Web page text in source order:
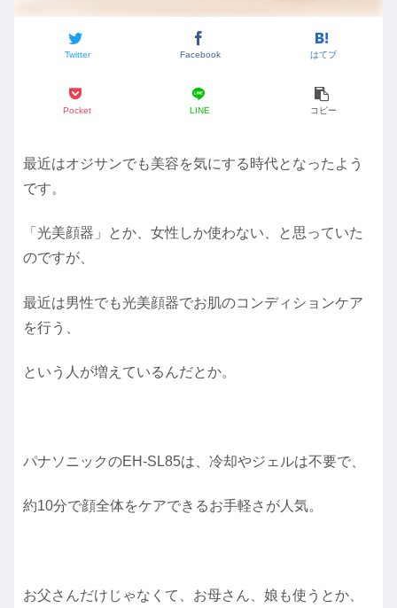
Twitter Facebook はてブ
Pocket LINE コピー
最近はオジサンでも美容を気にする時代となったよう
です。
「光美顔器」とか、女性しか使わない、と思っていた
のですが、
最近は男性でも光美顔器でお肌のコンディションケア
を行う、
という人が増えているんだとか。
パナソニックのEH-SL85は、冷却やジェルは不要で、
約10分で顔全体をケアできるお手軽さが人気。
お父さんだけじゃなくて、お母さん、娘も使うとか、